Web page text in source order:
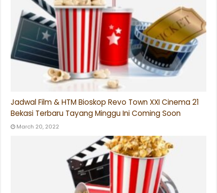
Jadwal Film & HTM Bioskop Revo Town XXI Cinema 21
Bekasi Terbaru Tayang Minggu Ini Coming Soon
March 20, 2022